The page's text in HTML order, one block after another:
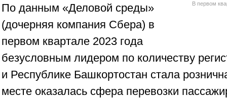
В первом
По данным «Деловой среды»
(дочерняя компания Сбера) в
первом квартале 2023 года
безусловным лидером по количеству
и Республике Башкортостан стала
месте оказалась сфера перевозки